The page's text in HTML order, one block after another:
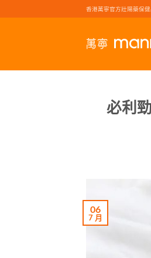
to
香港萬寧官方壯陽藥保
必利
06
7 月